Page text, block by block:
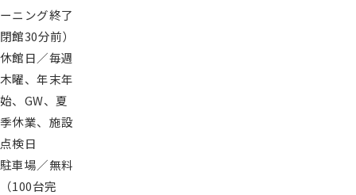
ーニング終了
閉館30分前）
休館日／毎週
木曜、年末年
始、GW、夏
季休業、施設
点検日
駐車場／無料
（100台完